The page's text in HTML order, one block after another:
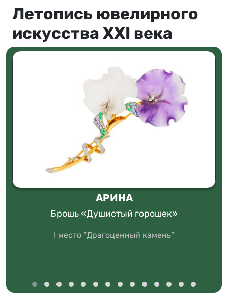
Летопись ювелирного
искусства XXI века
АРИНА
Брошь «Душистый горошек»
I место “Драгоценный камень”